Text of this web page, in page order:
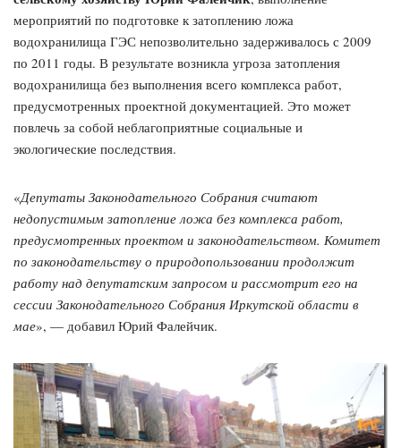
мероприятий по подготовке к затоплению ложа
водохранилища ГЭС непозволительно задерживалось с 2009
по 2011 годы. В результате возникла угроза затопления
водохранилища без выполнения всего комплекса работ,
предусмотренных проектной документацией. Это может
повлечь за собой неблагоприятные социальные и
экологические последствия.
«Депутаты Законодательного Собрания считают
недопустимым затопление ложа без комплекса работ,
предусмотренных проектом и законодательством. Комитет
по законодательству о природопользовании продолжит
работу над депутатским запросом и рассмотрит его на
сессии Законодательного Собрания Иркутской области в
мае», — добавил Юрий Фалейчик.